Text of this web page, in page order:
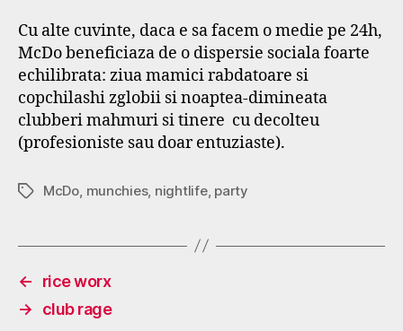
Cu alte cuvinte, daca e sa facem o medie pe 24h,
McDo beneficiaza de o dispersie sociala foarte
echilibrata: ziua mamici rabdatoare si
copchilashi zglobii si noaptea-dimineata
clubberi mahmuri si tinere cu decolteu
(profesioniste sau doar entuziaste).
TagsMcDo munchies, nightlife, party
←
rice worx
→
club rage